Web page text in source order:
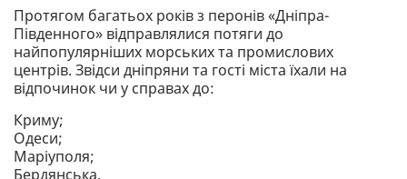
Протягом багатьох років з перонів «Дніпра-
Південного» відправлялися потяги до
найпопулярніших морських та промислових
центрів. Звідси дніпряни та гості міста їхали на
відпочинок чи у справах до:
Криму;
Одеси;
Маріуполя;
Бердянська.